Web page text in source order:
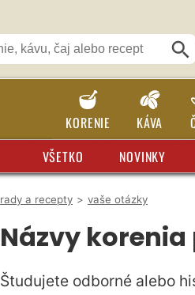
KORENIE KÁVA
VŠETKO
NOVINKY
rady a recepty > vaše otázky
Názvy
Študujete odborné alebo